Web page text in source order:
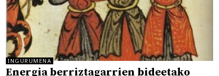
INGURUMENA
Energia berriztagarrien bideetako